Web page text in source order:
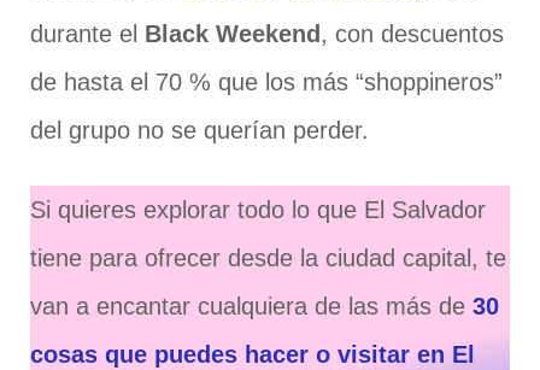
durante el Black Weekend, con descuentos
de hasta el 70 % que los más “shoppineros”
del grupo no se querían perder.
Si quieres explorar todo lo que El Salvador
tiene para ofrecer desde la ciudad capital, te
van a encantar cualquiera de las más de 30
cosas que puedes hacer o visitar en El